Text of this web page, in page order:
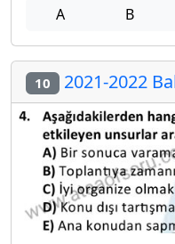
A B
10 2021-2022